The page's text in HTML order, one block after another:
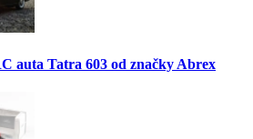
auta Tatra 603 od značky Abrex